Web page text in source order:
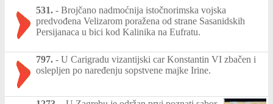
531. - Brojčano nadmoćnija istočnorimska vojska
predvođena Velizarom poražena od strane Sasanidskih
Persijanaca u bici kod Kalinika na Eufratu.
797. - U Carigradu vizantijski car Konstantin VI zbačen i
oslepljen po naređenju sopstvene majke Irine.